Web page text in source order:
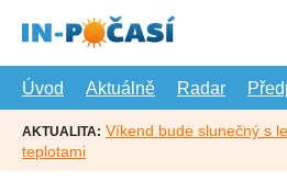
hlavní
Úvod
Aktuálně Radar
AKTUALITA: Víkend bude slunečný s
teplotami